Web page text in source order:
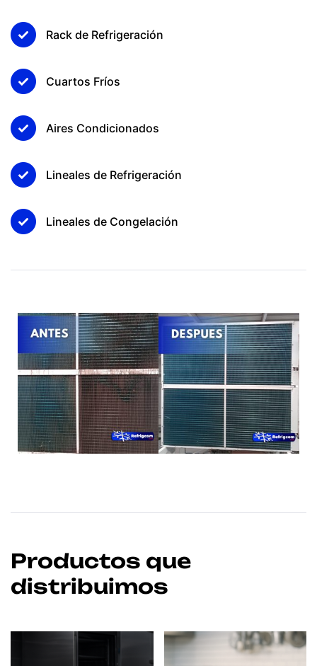
Rack de Refrigeración
Cuartos Fríos
Aires Condicionados
Lineales de Refrigeración
Lineales de Congelación
Productos que
distribuimos